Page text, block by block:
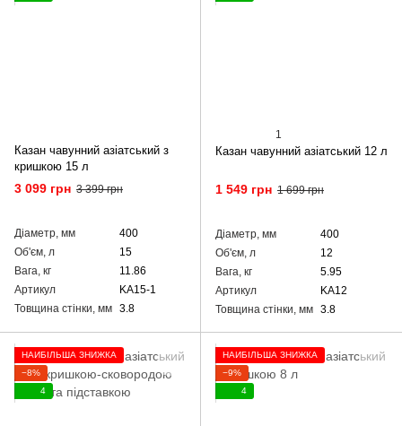
Казан чавунний азіатський з
кришкою 15 л
3 099 грн 3 399 грн
Діаметр, мм
400
Об'єм, л
15
Вага, кг
11.86
Артикул
KA15-1
Товщина стінки, мм 3.8
1
Казан чавунний азіатський 12 л
1 549 грн 1 699 грн
Діаметр, мм
400
Об'єм, л
12
Вага, кг
5.95
Артикул
KA12
Товщина стінки, мм 3.8
НАЙБІЛЬША ЗНИЖКА
−8%
4
НАЙБІЛЬША ЗНИЖКА
−9%
4